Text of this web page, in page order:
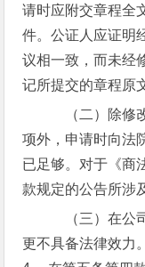
请时应附交章程全
件。公证人应证明
议相一致，而未经
记所提交的章程原
（二）除修
项外，申请时向法
已足够。对于《商
款规定的公告所涉
（三）在公
更不具备法律效力。